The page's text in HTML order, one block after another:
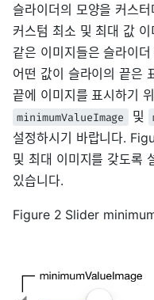
슬라이더의 모양을 커스
커스텀 최소 및 최대 값
같은 이미지들은 슬라이
어떤 값이 슬라이의 끝은
끝에 이미지를 표시하기
minimumValueImage 및
설정하시기 바랍니다.
및 최대 이미지를 갖도록
있습니다.
Figure 2 Slider